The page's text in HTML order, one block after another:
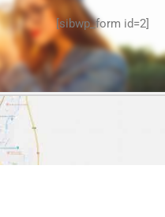
[sibwp_form id=2]